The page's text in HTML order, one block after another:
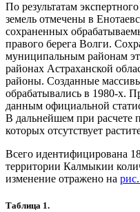
По результатам
земель отмечены в
сохраненных
правого берега Волги.
муниципальным районам
районах Астраханской
районы. Созданные
обрабатывались в 1980-х.
данным официальной
В дальнейшем при расчете
которых отсутствует
Всего идентифицирована
территории Калмыкии
изменение отражено на рис.
Таблица 1.